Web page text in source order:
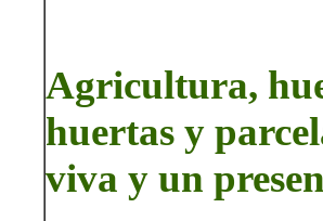
Agricultura,
huertas y
viva y un